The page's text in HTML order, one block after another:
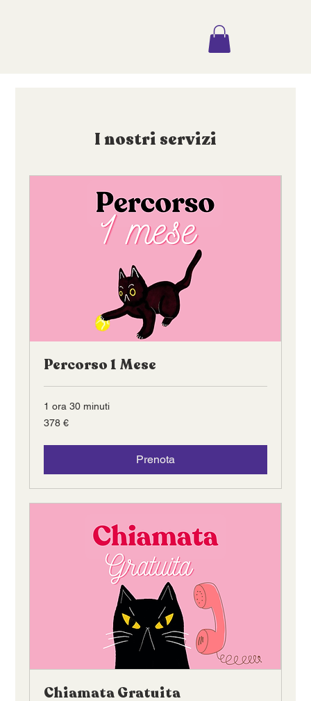
I nostri servizi
Percorso 1 Mese
1 ora 30 minuti
378
euro
378 €
Prenota
Chiamata Gratuita